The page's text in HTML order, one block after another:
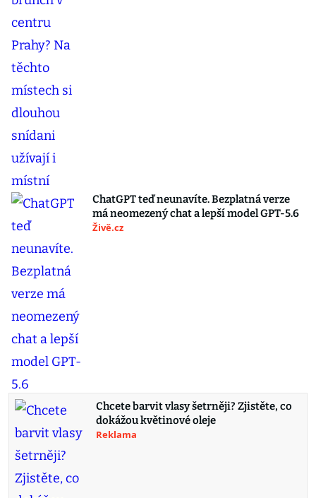
ChatGPT teď neunavíte. Bezplatná verze
má neomezený chat a lepší model GPT-5.6
Živě.cz
Chcete barvit vlasy šetrněji? Zjistěte, co
dokážou květinové oleje
Reklama